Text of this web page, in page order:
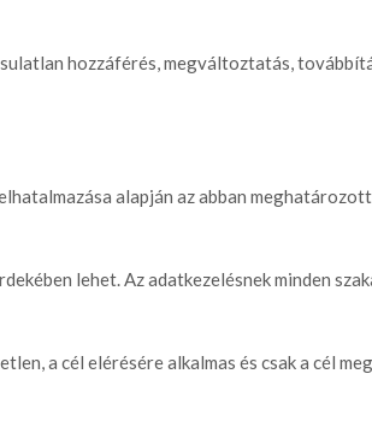
hozzáférés, megváltoztatás,
alapján az abban
lehet. Az adatkezelésnek minden
a cél elérésére alkalmas és csak a cél